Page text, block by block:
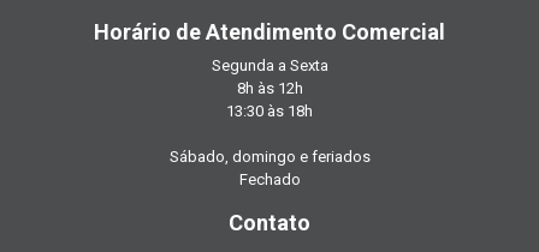
Horário de Atendimento Comercial
Segunda a Sexta
8h às 12h
13:30 às 18h
Sábado, domingo e feriados
Fechado
Contato